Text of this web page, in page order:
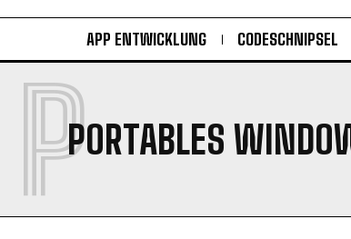
APP ENTWICKLUNG CODESCHNIPSEL
PORTABLES
P